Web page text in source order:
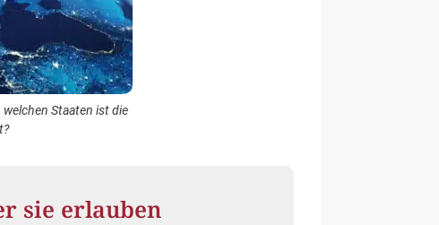
Staaten ist die
sie erlauben